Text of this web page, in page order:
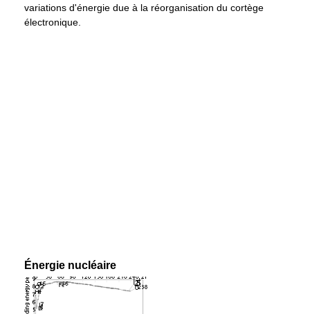
variations d'énergie due à la réorganisation du cortège
électronique.
Énergie nucléaire